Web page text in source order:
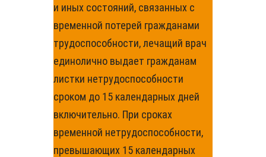
и иных состояний, связанных с
временной потерей гражданами
трудоспособности, лечащий врач
единолично выдает гражданам
листки нетрудоспособности
сроком до 15 календарных дней
включительно. При сроках
временной нетрудоспособности,
превышающих 15 календарных